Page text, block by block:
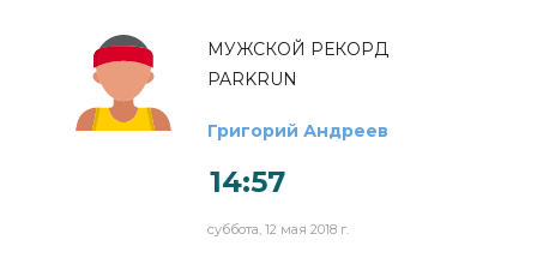
МУЖСКОЙ РЕКОРД
PARKRUN
Григорий Андреев
14:57
суббота, 12 мая 2018 г.